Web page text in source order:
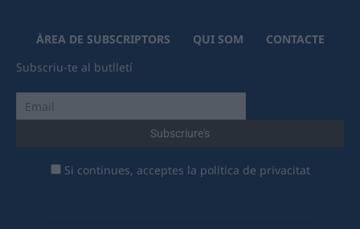
ÀREA DE SUBSCRIPTORS QUI SOM
CONTACTE
Subscriu-te al butlletí
Si continues, acceptes la política de privacitat